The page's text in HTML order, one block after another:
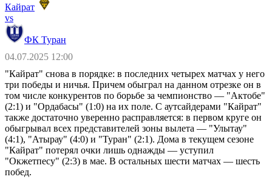
Кайрат
vs
ФК Туран
04.07.2025 12:00
"Кайрат" снова в порядке: в последних четырех матчах у него
три победы и ничья. Причем обыграл на данном отрезке он в
том числе конкурентов по борьбе за чемпионство ― "Актобе"
(2:1) и "Ордабасы" (1:0) на их поле. С аутсайдерами "Кайрат"
также достаточно уверенно расправляется: в первом круге он
обыгрывал всех представителей зоны вылета ― "Улытау"
(4:1), "Атырау" (4:0) и "Туран" (2:1). Дома в текущем сезоне
"Кайрат" потерял очки лишь однажды ― уступил
"Окжетпесу" (2:3) в мае. В остальных шести матчах ― шесть
побед.